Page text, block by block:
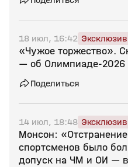
18 июл, 16:42 Эксклюзив
«Чужое торжество».
— об Олимпиаде‑2026
Поделиться
14 июл, 18:48 Эксклюзив
Монсон:
спортсменов было
допуск на ЧМ и ОИ —